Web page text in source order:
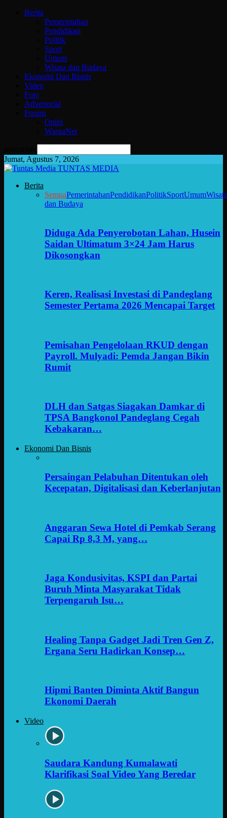
Berita
Pemerintahan
Pendidikan
Politik
Sport
Umum
Wisata dan Budaya
Ekonomi Dan Bisnis
Video
Foto
Advertorial
Forum
Opini
WargaNet
Jumat, Agustus 7, 2026
TUNTAS MEDIA
Berita
SemuaPemerintahanPendidikanPolitikSportUmumWisata
dan Budaya
Diduga Ada Penyerobotan Lahan, Husein
Saidan Ultimatum 3×24 Jam Harus
Dikosongkan
Keren, Realisasi Investasi di Pandeglang
Semester Pertama 2026 Mencapai Target
Pemisahan Pengelolaan RKUD dengan
Payroll. Mulyadi: Pemda Jangan Bikin
Rumit
DLH dan Satgas Siagakan Damkar di
TPSA Bangkonol Pandeglang Cegah
Kebakaran…
Ekonomi Dan Bisnis
Persaingan Pelabuhan Ditentukan oleh
Kecepatan, Digitalisasi dan Keberlanjutan
Anggaran Sewa Hotel di Pemkab Serang
Capai Rp 8,3 M, yang…
Jaga Kondusivitas, KSPI dan Partai
Buruh Minta Masyarakat Tidak
Terpengaruh Isu…
Healing Tanpa Gadget Jadi Tren Gen Z,
Ergana Seru Hadirkan Konsep…
Hipmi Banten Diminta Aktif Bangun
Ekonomi Daerah
Video
Saudara Kandung Kumalawati
Klarifikasi Soal Video Yang Beredar